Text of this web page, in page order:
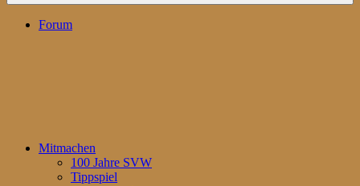
Forum
Mitmachen
100 Jahre SVW
Tippspiel